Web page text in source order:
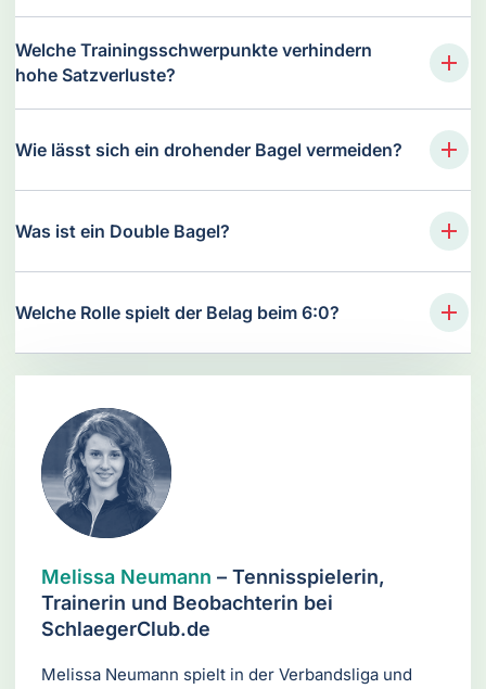
Welche Trainingsschwerpunkte verhindern
hohe Satzverluste?
Wie lässt sich ein drohender Bagel vermeiden?
Was ist ein Double Bagel?
Welche Rolle spielt der Belag beim 6:0?
Melissa Neumann – Tennisspielerin,
Trainerin und Beobachterin bei
SchlaegerClub.de
Melissa Neumann spielt in der Verbandsliga und